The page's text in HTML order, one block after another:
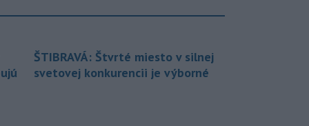
ŠTIBRAVÁ: Štvrté miesto v silnej
svetovej konkurencii je výborné